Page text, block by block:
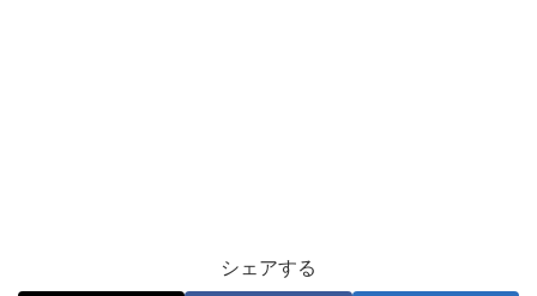
シェアする